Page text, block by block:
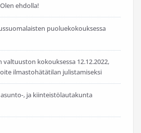
ehdolla!
puoluekokouksessa
valtuuston kokouksessa 12.12.2022,
ilmastohätätilan julistamiseksi
asunto-, ja kiinteistölautakunta